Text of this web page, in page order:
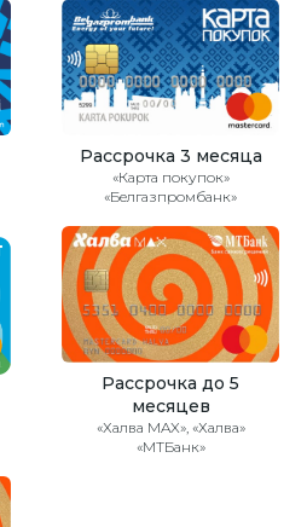
Рассрочка 3 месяца
«Карта покупок»
«Белгазпромбанк»
Рассрочка до 5
месяцев
«Халва MAX», «Халва»
«МТБанк»